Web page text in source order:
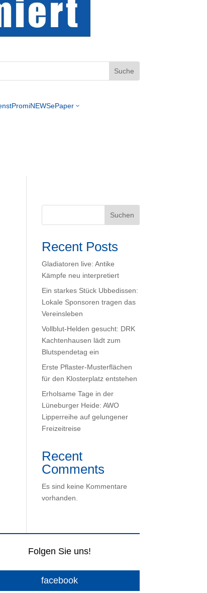
PromiNEWSePaper 3
Suchen
Recent Posts
Gladiatoren live: Antike
Kämpfe neu interpretiert
Ein starkes Stück Ubbedissen:
Lokale Sponsoren tragen das
Vereinsleben
Vollblut-Helden gesucht: DRK
Kachtenhausen lädt zum
Blutspendetag ein
Erste Pflaster-Musterflächen
für den Klosterplatz entstehen
Erholsame Tage in der
Lüneburger Heide: AWO
Lipperreihe auf gelungener
Freizeitreise
Recent
Comments
Es sind keine Kommentare
vorhanden.
Folgen Sie uns!
facebook